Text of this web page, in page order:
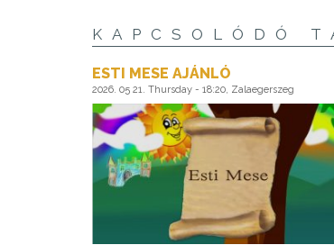
KAPCSOLÓDÓ
ESTI MESE AJÁNLÓ
2026. 05 21. Thursday - 18:20, Zalaegerszeg